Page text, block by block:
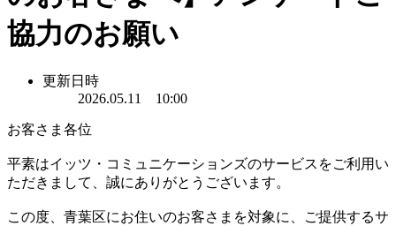
協力のお願い
更新日時
2026.05.11 10:00
お客さま各位
平素はイッツ・コミュニケーションズのサービスをご利用い
ただきまして、誠にありがとうございます。
この度、青葉区にお住いのお客さまを対象に、ご提供するサ